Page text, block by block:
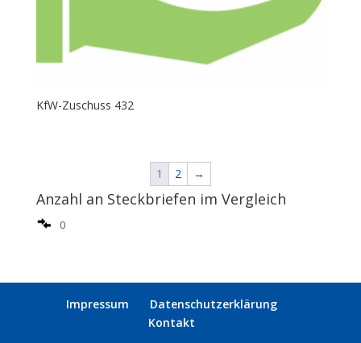
KfW-Zuschuss 432
1 2 →
Anzahl an Steckbriefen im Vergleich
0
Impressum
Datenschutzerklärung
Kontakt